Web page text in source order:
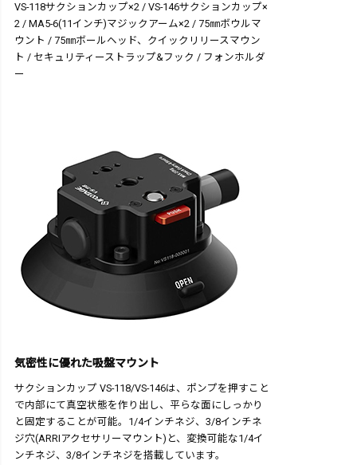
VS-118サクションカップ×2 / VS-146サクションカップ×
2 / MA5-6(11インチ)マジックアーム×2 / 75㎜ボウルマ
ウント / 75㎜ボールヘッド、クイックリリースマウン
ト / セキュリティーストラップ&フック / フォンホルダ
ー
気密性に優れた吸盤マウント
サクションカップ VS-118/VS-146は、ポンプを押すこと
で内部にて真空状態を作り出し、平らな面にしっかり
と固定することが可能。1/4インチネジ、3/8インチネ
ジ穴(ARRIアクセサリーマウント)と、変換可能な1/4イ
ンチネジ、3/8インチネジを搭載しています。